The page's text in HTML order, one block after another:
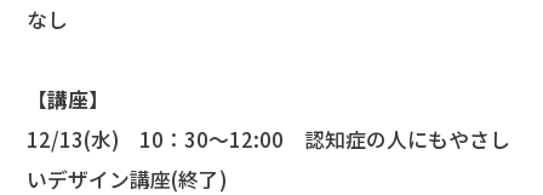
なし
【講座】
12/13(水) 10：30～12:00 認知症の人にもやさし
いデザイン講座(終了)